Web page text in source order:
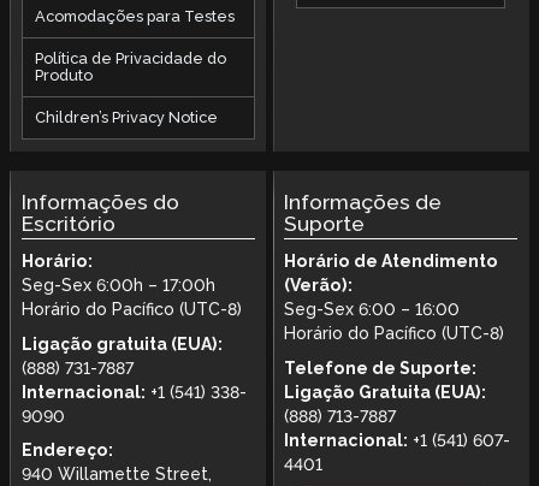
Acomodações para Testes
Política de Privacidade do
Produto
Children’s Privacy Notice
Informações do
Escritório
Horário:
Seg-Sex 6:00h – 17:00h
Horário do Pacífico (UTC-8)
Ligação gratuita (EUA):
(888) 731-7887
Internacional: +1 (541) 338-
9090
Endereço:
940 Willamette Street,
Informações de
Suporte
Horário de Atendimento
(Verão):
Seg-Sex 6:00 – 16:00
Horário do Pacífico (UTC-8)
Telefone de Suporte:
Ligação Gratuita (EUA):
(888) 713-7887
Internacional: +1 (541) 607-
4401